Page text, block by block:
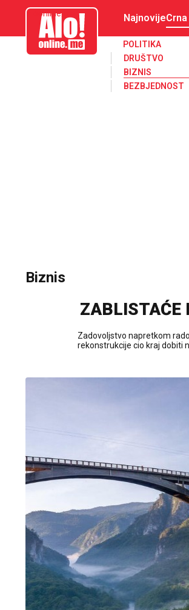
aloonline.me Najnovije
POLITIKA
DRUŠTVO
BIZNIS
BEZBJEDNOST
Biznis
Zadovoljstvo napretkom
rekonstrukcije cio kraj dobiti